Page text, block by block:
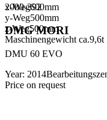
x-Weg600mm
y-Weg500mm
z-Weg500mm
Maschinengewicht ca.9,6t
2000-392
DMG MORI
DMU 60 EVO
Year: 2014
Price on request